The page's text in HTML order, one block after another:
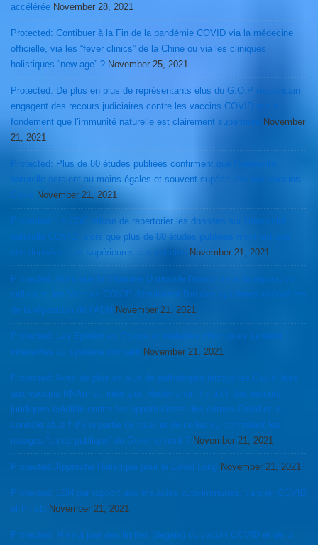
accélérée November 28, 2021
Protected: Contibuer à la Fin de la pandémie COVID via la médecine
officielle, via les “fever clinics” de la Chine ou via les cliniques
holistiques “new age” ? November 25, 2021
Protected: De plus en plus de représentants élus du G.O.P républicain
engagent des recours judiciaires contre les vaccins COVID sur le
fondement que l’immunité naturelle est clairement supérieure November
21, 2021
Protected: Plus de 80 études publiées confirment que l’immunité
naturelle seraient au moins égales et souvent supérieures aux vaccins
Covid November 21, 2021
Protected: La CDC refuse de repertorier les données sur l’immunité
naturelle COVID, alors que plus de 80 études publiées montrent que
ces données sont supérieures aux vaccins November 21, 2021
Protected: Alors que la Vitamine D module l’immunité et la réparation
cellulaire, les Vaccins COVID détruiraient l’un des systèmes endogènes
de la réparation de l’ADN November 21, 2021
Protected: Les Épidémies Opiode et maladies chroniques seraient
inhérentes au système normatif November 21, 2021
Protected: Avec de plus en plus de pathologies iatrogènes Covid liées
aux vaccins RNAm et, inter alia, Redemsivir, il y a t’il des recours
juridiques crédible contre les opportunistes des crimes Covid et le
controle abusif d’une partie de ceux et de celles qui contrôlent les
rouages “santé publique” du Governement ? November 21, 2021
Protected: Approche Holistique pour le Covid Long November 21, 2021
Protected: LDN par rapport aux maladies auto-immunes, cancer, COVID
et PTSD November 21, 2021
Protected: Mise à jour des limites (dégâts) du vaccin COVID et de la